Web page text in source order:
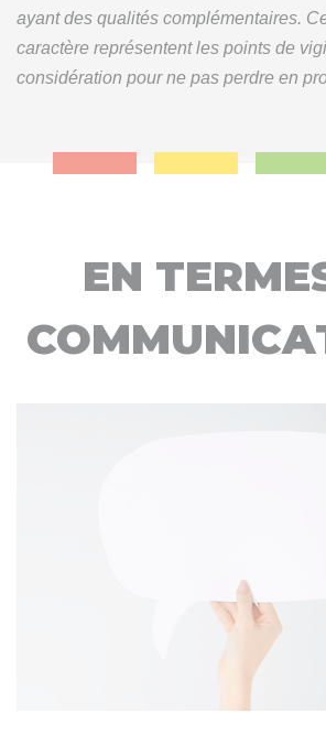
ayant des qualités complémentaires.
caractère représentent les points de
considération pour ne pas perdre en
EN